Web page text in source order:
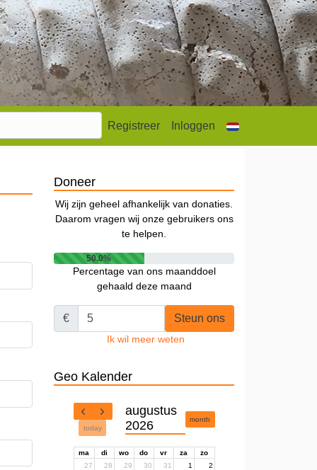
Registreer Inloggen
Doneer
Wij zijn geheel afhankelijk van donaties.
Daarom vragen wij onze gebruikers ons
te helpen.
50.0%
Percentage van ons maanddoel
gehaald deze maand
€ Steun ons
Ik wil meer weten
Geo Kalender
today
augustus
2026
month
ma di wo do vr za
zo
27
28 29 30 31 1 2